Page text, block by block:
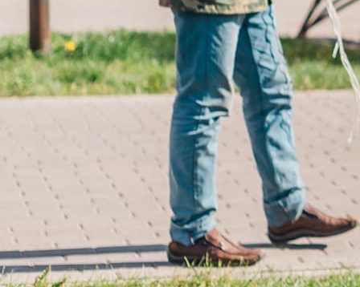
Общественные обсуждения
Постановления
Антикоррупционная экспертиза
Публичные слушания
Решения Совета депутатов
Решения ТИК
Антимонопольный комплаенс
ОБЩЕСТВО И ВЛАСТЬ
Уполномоченный по защите прав
предпринимателей
Коммерческий найм жилых помещений
Конкурентная среда
Противодействие коррупции
Общественные организации
ОМВД